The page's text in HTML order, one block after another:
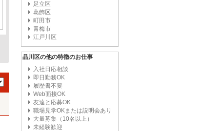
足立区
葛飾区
町田市
青梅市
江戸川区
品川区の他の特徴のお仕事
入社日応相談
即日勤務OK
履歴書不要
Web面接OK
友達と応募OK
職場見学OKまたは説明会あり
大量募集（10名以上）
未経験歓迎